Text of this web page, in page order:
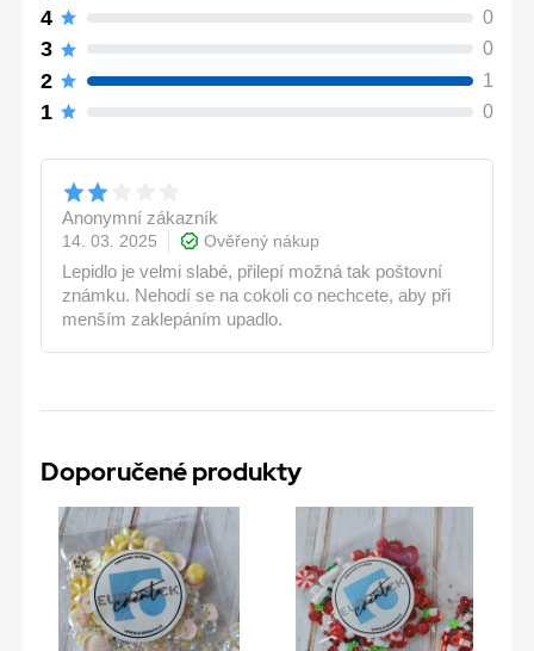
4 0
3 0
2 1
1 0
Anonymní zákazník
14. 03. 2025
Ověřený nákup
Lepidlo je velmi slabé, přilepí možná tak poštovní
známku. Nehodí se na cokoli co nechcete, aby při
menším zaklepáním upadlo.
Doporučené produkty